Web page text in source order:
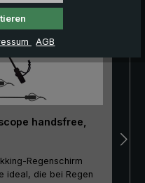
handsfree,
Regenschirm
ideal, die bei Regen
AGB